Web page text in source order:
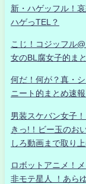
新・ハゲッフル！
ハゲっTEL？
こじ！コジッフル
女のBL腐女子的ま
何だ！何が？真・
ニート的まとめ速
男装スケバン女子
きっ!！ビー玉のお
しろ動画まで取り
ロボットアニメ！
非モテ星人 ！あら